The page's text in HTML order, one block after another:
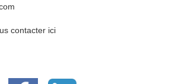
contacter ici